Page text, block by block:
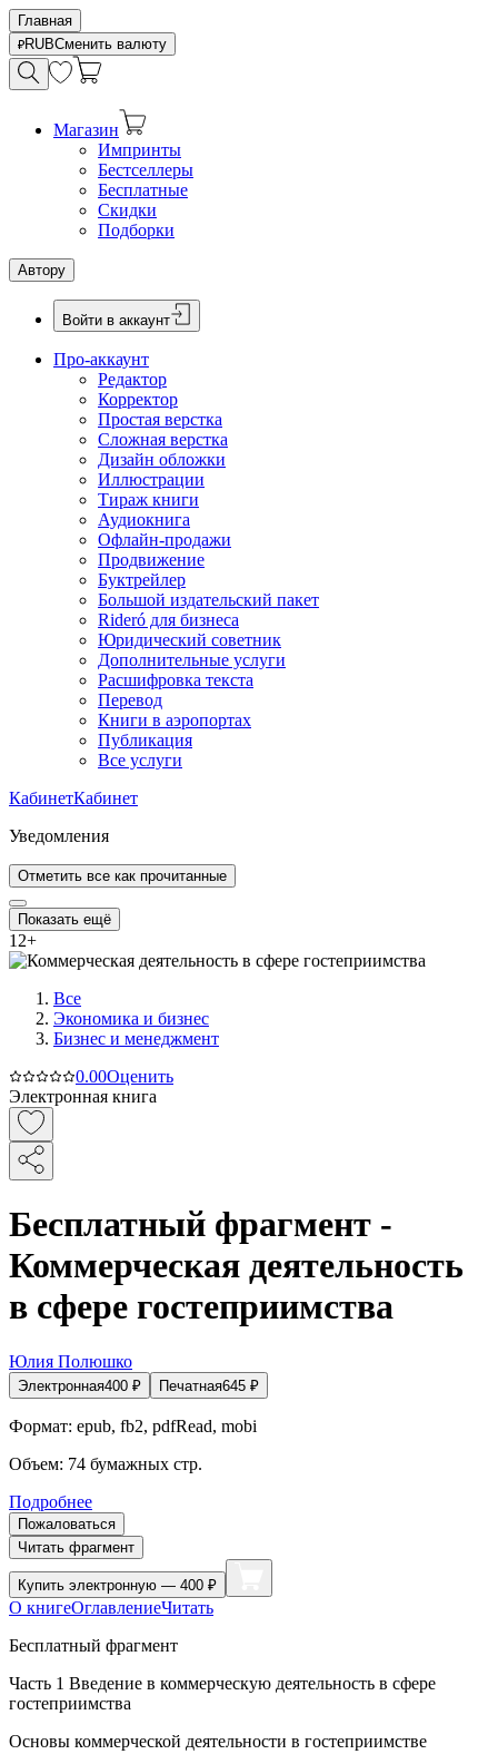
Главная
RUBСменить валюту
Магазин
Импринты
Бестселлеры
Бесплатные
Скидки
Подборки
Автору
Войти в аккаунт
Про-аккаунт
Редактор
Корректор
Простая верстка
Сложная верстка
Дизайн обложки
Иллюстрации
Тираж книги
Аудиокнига
Офлайн-продажи
Продвижение
Буктрейлер
Большой издательский пакет
Rideró для бизнеса
Юридический советник
Дополнительные услуги
Расшифровка текста
Перевод
Книги в аэропортах
Публикация
Все услуги
КабинетКабинет
Уведомления
Отметить все как прочитанные
Показать ещё
12+
Все
Экономика и бизнес
Бизнес и менеджмент
0.00Оценить
Электронная книга
Бесплатный фрагмент -
Коммерческая деятельность
в сфере гостеприимства
Юлия Полюшко
Электронная400 ₽ Печатная645 ₽
Формат: epub, fb2, pdfRead, mobi
Объем: 74 бумажных стр.
Подробнее
Пожаловаться
Читать фрагмент
Купить электронную — 400 ₽
О книгеОглавлениеЧитать
Бесплатный фрагмент
Часть 1 Введение в коммерческую деятельность в сфере
гостеприимства
Основы коммерческой деятельности в гостеприимстве